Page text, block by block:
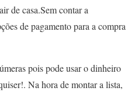
de casa.Sem contar a
de pagamento para a compra
pois pode usar o dinheiro
Na hora de montar a lista,